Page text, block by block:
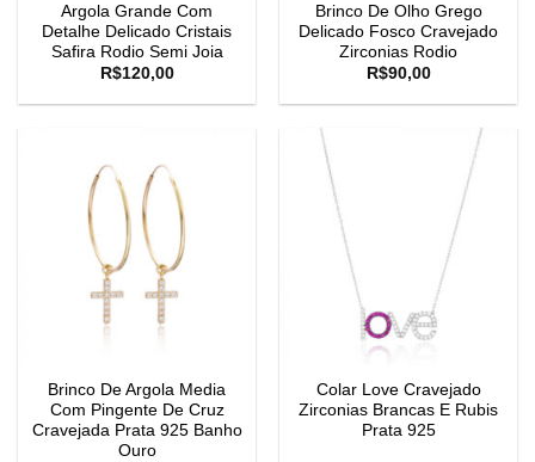
Argola Grande Com
Detalhe Delicado Cristais
Safira Rodio Semi Joia
R$120,00
Brinco De Olho Grego
Delicado Fosco Cravejado
Zirconias Rodio
R$90,00
Brinco De Argola Media
Com Pingente De Cruz
Cravejada Prata 925 Banho
Ouro
Colar Love Cravejado
Zirconias Brancas E Rubis
Prata 925